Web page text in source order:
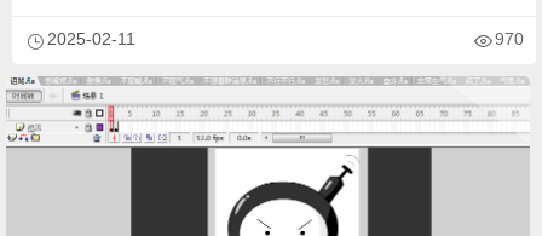
2025-02-11 970